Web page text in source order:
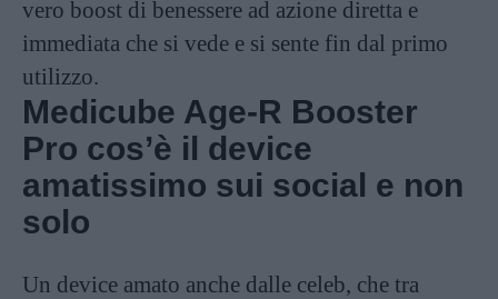
vero boost di benessere ad azione diretta e
immediata che si vede e si sente fin dal primo
utilizzo.
Medicube Age-R Booster
Pro cos’è il device
amatissimo sui social e non
solo
Un device amato anche dalle celeb, che tra